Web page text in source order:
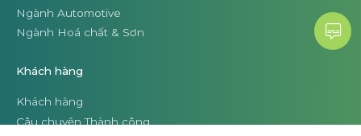
Ngành Automotive
Ngành Hoá chất & Sơn
Khách hàng
Khách hàng
Câu chuyện Thành công